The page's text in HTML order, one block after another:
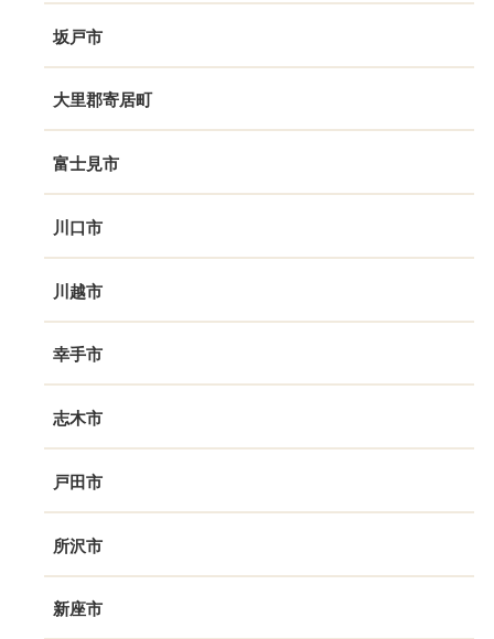
坂戸市
大里郡寄居町
富士見市
川口市
川越市
幸手市
志木市
戸田市
所沢市
新座市